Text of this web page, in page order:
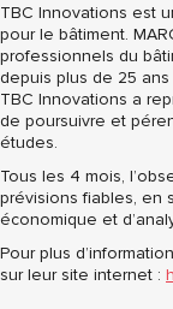
TBC Innovations est
pour le bâtiment.
professionnels du
depuis plus de 25
TBC Innovations a
de poursuivre et
études.
Tous les 4 mois,
prévisions fiables, en
économique et
Pour plus
sur leur site internet :